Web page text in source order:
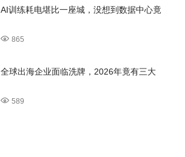
AI训练耗电堪比一座城，没想到数据中心竟
865
全球出海企业面临洗牌，2026年竟有三大
589